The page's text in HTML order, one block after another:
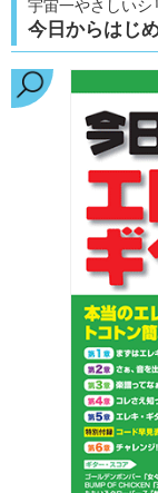
宇宙一やさしいシ
今日からはじ